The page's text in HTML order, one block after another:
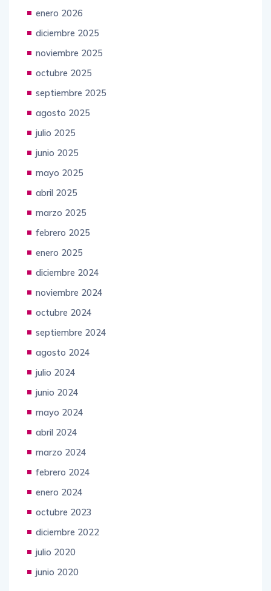
enero 2026
diciembre 2025
noviembre 2025
octubre 2025
septiembre 2025
agosto 2025
julio 2025
junio 2025
mayo 2025
abril 2025
marzo 2025
febrero 2025
enero 2025
diciembre 2024
noviembre 2024
octubre 2024
septiembre 2024
agosto 2024
julio 2024
junio 2024
mayo 2024
abril 2024
marzo 2024
febrero 2024
enero 2024
octubre 2023
diciembre 2022
julio 2020
junio 2020